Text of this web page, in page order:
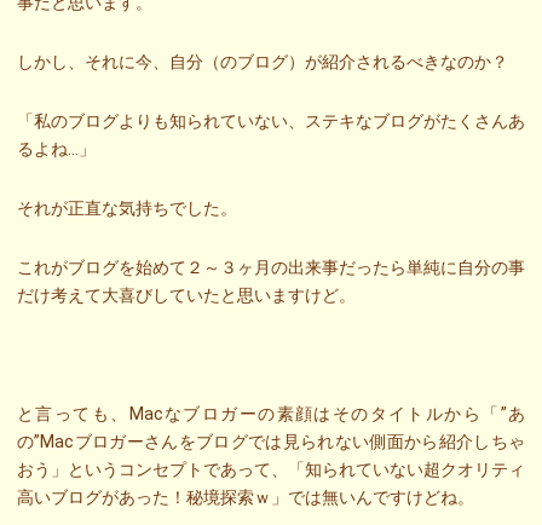
しかし、それに今、自分（のブログ）が紹介されるべきなのか？
「私のブログよりも知られていない、ステキなブログがたくさんあ
るよね…」
それが正直な気持ちでした。
これがブログを始めて２～３ヶ月の出来事だったら単純に自分の事
だけ考えて大喜びしていたと思いますけど。
と言っても、Macなブロガーの素顔はそのタイトルから「”あ
の”Macブロガーさんをブログでは見られない側面から紹介しちゃ
おう」というコンセプトであって、「知られていない超クオリティ
高いブログがあった！秘境探索ｗ」では無いんですけどね。